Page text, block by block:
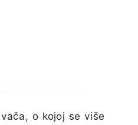
o kojoj se više